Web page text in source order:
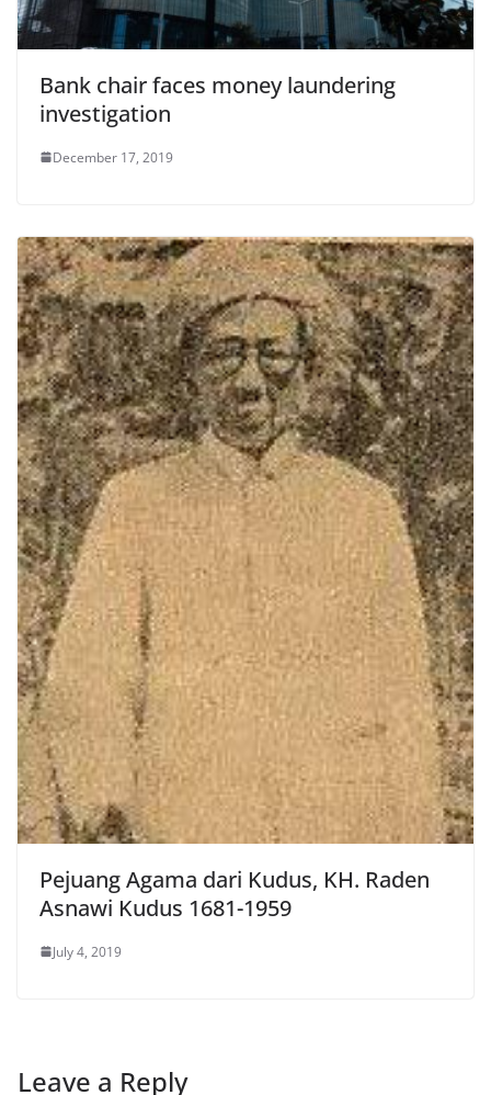
Bank chair faces money laundering
investigation
December 17, 2019
Pejuang Agama dari Kudus, KH. Raden
Asnawi Kudus 1681-1959
July 4, 2019
Leave a Reply